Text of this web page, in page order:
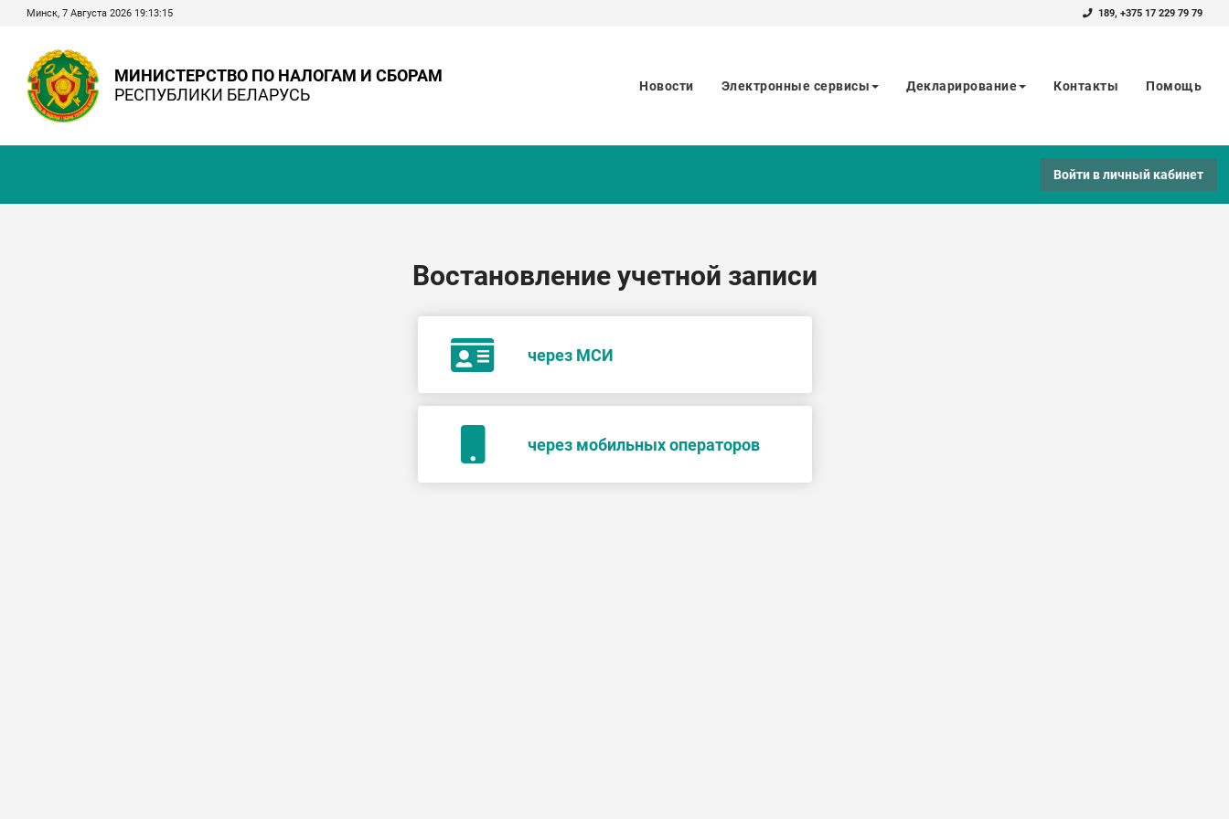
Минск, 7 Августа 2026 19:13:16 189, +375 17 229 79 79
МИНИСТЕРСТВО ПО НАЛОГАМ И СБОРАМ
РЕСПУБЛИКИ БЕЛАРУСЬ
Новости Электронные сервисы Декларирование Контакты Помощь
Войти в личный кабинет
Востановление учетной записи
через МСИ
через мобильных операторов